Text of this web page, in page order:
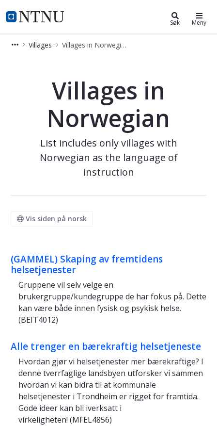
NTNU Hjemmeside
Eksperter i team Søk Meny
Villages Villages in Norwegian
Villages in
Norwegian
List includes only villages with
Norwegian as the language of
instruction
Vis siden på norsk
(GAMMEL) Skaping av fremtidens
helsetjenester
Gruppene vil selv velge en
brukergruppe/kundegruppe de har fokus på. Dette
kan være både innen fysisk og psykisk helse.
(BEIT4012)
Alle trenger en bærekraftig helsetjeneste
Hvordan gjør vi helsetjenester mer bærekraftige? I
denne tverrfaglige landsbyen utforsker vi sammen
hvordan vi kan bidra til at kommunale
helsetjenester i Trondheim er rigget for framtida.
Gode ideer kan bli iverksatt i
virkeligheten! (MFEL4856)